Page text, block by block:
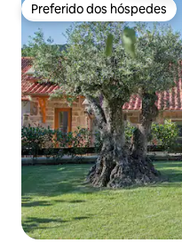
Preferido dos hóspedes
Preferido dos hóspedes